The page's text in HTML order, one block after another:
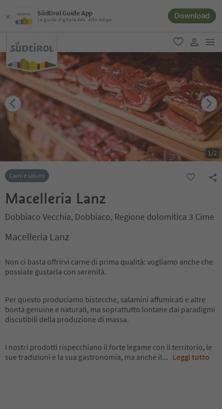
Südtirol Guide App
La guida digitale dell´Alto Adige Download
favoriti
user link
1/2
Carni e salumi
Macelleria Lanz
Dobbiaco Vecchia, Dobbiaco, Regione dolomitica 3 Cime
Macelleria Lanz
Non ci basta offrirvi carne di prima qualità: vogliamo anche che
possiate gustarla con serenità.
Per questo produciamo bistecche, salamini affumicati e altre
bontà genuine e naturali, ma soprattutto lontane dai paradigmi
discutibili della produzione di massa.
I nostri prodotti rispecchiano il forte legame con il territorio, le
sue tradizioni e la sua gastronomia, ma anche il... Leggi tutto